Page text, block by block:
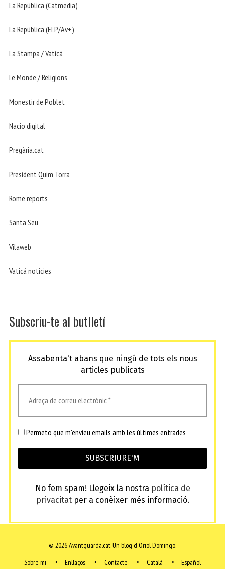
La República (Catmedia)
La República (ELP/Av+)
La Stampa / Vaticà
Le Monde / Religions
Monestir de Poblet
Nacio digital
Pregària.cat
President Quim Torra
Rome reports
Santa Seu
Vilaweb
Vaticá noticies
Subscriu-te al butlletí
Assabenta't abans que ningú de tots els nous
articles publicats
Permeto que m'envieu emails amb les últimes entrades
No fem spam! Llegeix la nostra política de
privacitatper a conèixer més informació.
© 2026 Avantguarda.cat.Un blog d'Oriol Domingo.
Sobre mi
Enllaços Contacte Català Español